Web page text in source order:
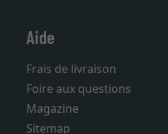
Aide
Frais de livraison
Foire aux questions
Magazine